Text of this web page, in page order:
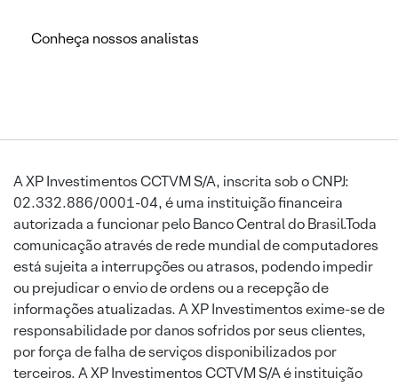
Conheça nossos analistas
A XP Investimentos CCTVM S/A, inscrita sob o CNPJ:
02.332.886/0001-04, é uma instituição financeira
autorizada a funcionar pelo Banco Central do Brasil.Toda
comunicação através de rede mundial de computadores
está sujeita a interrupções ou atrasos, podendo impedir
ou prejudicar o envio de ordens ou a recepção de
informações atualizadas. A XP Investimentos exime-se de
responsabilidade por danos sofridos por seus clientes,
por força de falha de serviços disponibilizados por
terceiros. A XP Investimentos CCTVM S/A é instituição